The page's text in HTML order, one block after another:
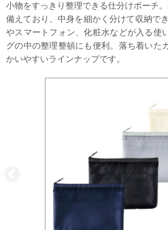
小物をすっきり整理できる仕分けポーチ
備えており、中身を細かく分けて収納で
やスマートフォン、化粧水などが入る使
グの中の整理整頓にも便利。落ち着いた
かいやすいラインナップです。